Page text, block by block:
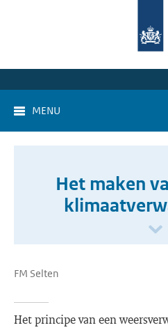
MENU
Het maken
FM Selten
Het principe van een